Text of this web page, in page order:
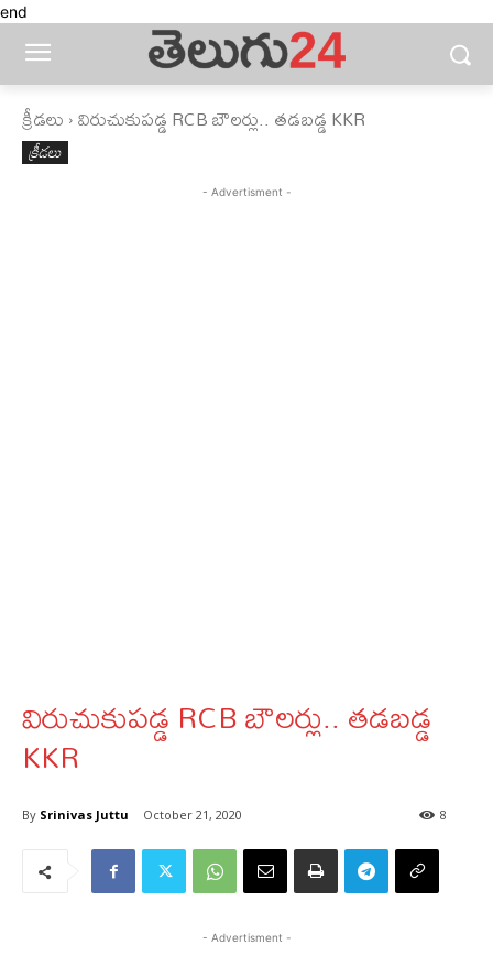
end
క్రీడలు విరుచుకుపడ్డ RCB బౌలర్లు.. తడబడ్డ KKR
క్రీడలు
- Advertisment -
విరుచుకుపడ్డ RCB బౌలర్లు.. తడబడ్డ
KKR
By Srinivas Juttu October 21, 2020 8
- Advertisment -